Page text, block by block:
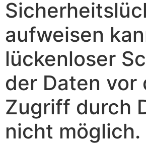
aufweisen
lückenloser
der Daten vor
Zugriff durch
nicht möglich.